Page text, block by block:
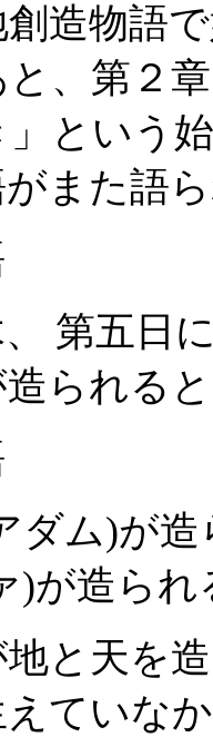
造物語
、第２
という
また語
第五日
られる
ム)が造
)が造ら
と天を
ていな